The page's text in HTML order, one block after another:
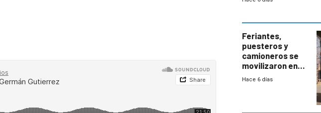
Feriantes,
puesteros y
camioneros se
movilizaron en
rechazo a
Hace 6 días